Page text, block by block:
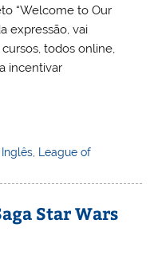
“Welcome to Our
expressão, vai
todos online,
incentivar
, League of
Star Wars